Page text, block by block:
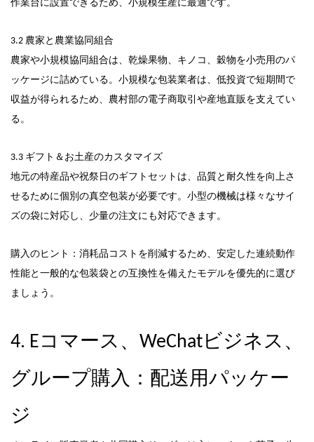
作業台に設置できるため、小規模生産に最適です。
3.2 農家と農業協同組合
農家や小規模協同組合は、乾燥果物、キノコ、穀物を小売用のパ
ッケージに詰めている。小規模な包装業者は、低投資で短期間で
収益が得られるため、農村部の電子商取引や産地直販を支えてい
る。
3.3 ギフト＆お土産のカスタマイズ
地元の特産品や祝祭日のギフトセットは、品質と耐久性を向上さ
せるために個別の真空包装が必要です。小型の機械は様々なサイ
ズの袋に対応し、少量の注文にも対応できます。
購入のヒント：消耗品コストを削減するため、安定した連続動作
性能と一般的な包装袋との互換性を備えたモデルを優先的に選び
ましょう。
4. Eコマース、WeChatビジネス、
グループ購入：配送用パッケー
ジ